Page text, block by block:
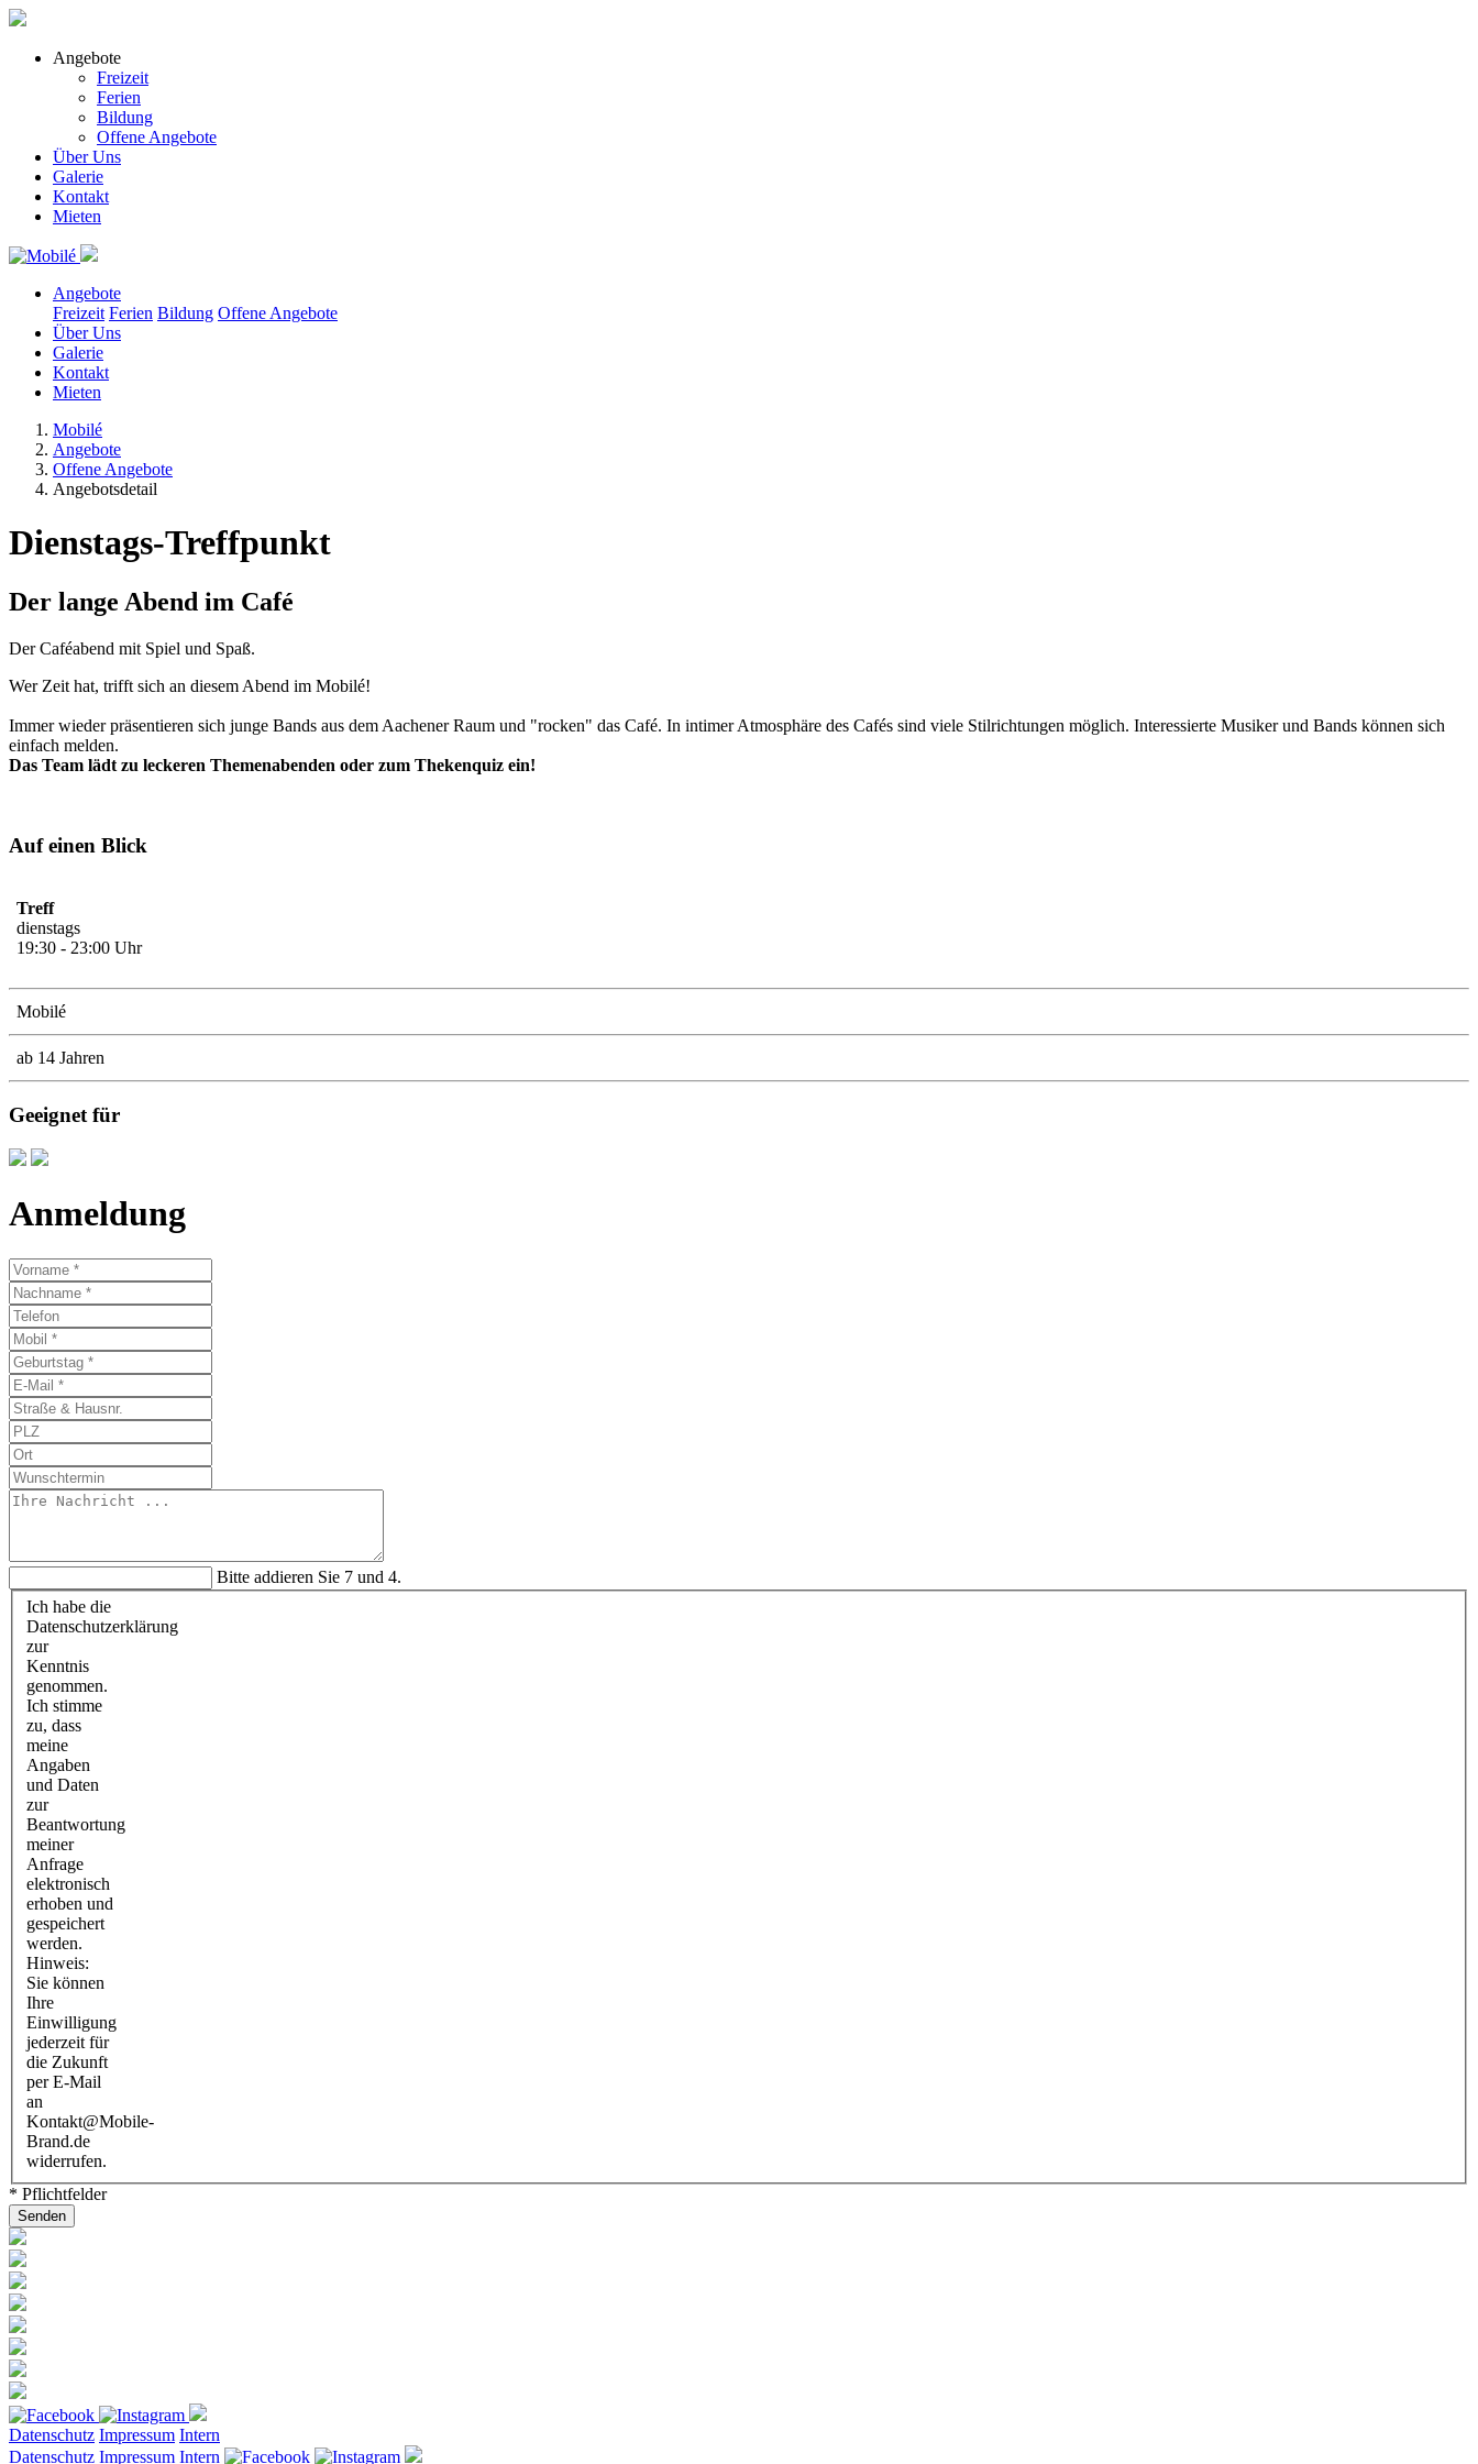
Angebote
Freizeit
Ferien
Bildung
Offene Angebote
Über Uns
Galerie
Kontakt
Mieten
Angebote
Freizeit Ferien Bildung Offene Angebote
Über Uns
Galerie
Kontakt
Mieten
Mobilé
Angebote
Offene Angebote
Angebotsdetail
Dienstags-Treffpunkt
Der lange Abend im Café
Der Caféabend mit Spiel und Spaß.
Wer Zeit hat, trifft sich an diesem Abend im Mobilé!
Immer wieder präsentieren sich junge Bands aus dem Aachener Raum und "rocken" das Café. In intimer Atmosphäre des Cafés sind viele Stilrichtungen möglich. Interessierte Musiker und Bands können sich
einfach melden.
Das Team lädt zu leckeren Themenabenden oder zum Thekenquiz ein!
Auf einen Blick
Treff
dienstags
19:30 - 23:00 Uhr
Mobilé
ab 14 Jahren
Geeignet für
Anmeldung
Bitte addieren Sie 7 und 4.
Ich habe die
Datenschutzerklärung
zur
Kenntnis
genommen.
Ich stimme
zu, dass
meine
Angaben
und Daten
zur
Beantwortung
meiner
Anfrage
elektronisch
erhoben und
gespeichert
werden.
Hinweis:
Sie können
Ihre
Einwilligung
jederzeit für
die Zukunft
per E-Mail
an
Kontakt@Mobile-
Brand.de
widerrufen.
* Pflichtfelder
Datenschutz Impressum Intern
Datenschutz Impressum Intern